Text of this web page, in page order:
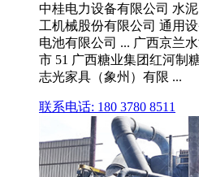
中桂电力设备有限公司 水
工机械股份有限公司 通用
电池有限公司 ... 广西京兰
市 51 广西糖业集团红河制
志光家具（象州）有限 ...
联系电话: 180 3780 8511